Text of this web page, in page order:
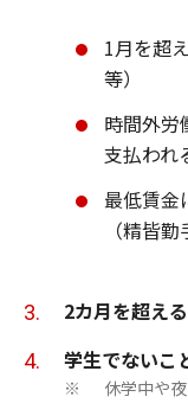
1月を超
等）
時間外労
支払われ
最低賃金
（精皆
2カ月を超え
学生でないこ
※ 休学中や